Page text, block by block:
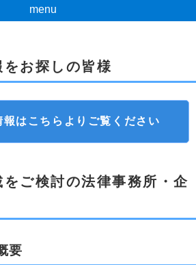
menu
お探しの皆様
報はこちらよりご覧ください
ご検討の法律事務所・企
要